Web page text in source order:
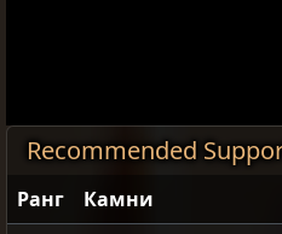
Recommended
Ранг
Камни